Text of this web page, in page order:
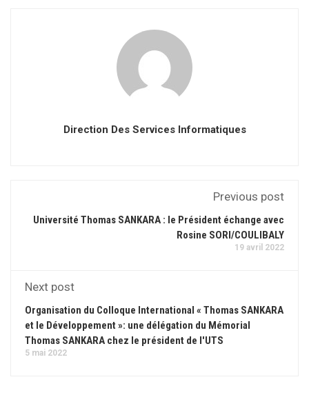
Direction Des Services Informatiques
Previous post
Université Thomas SANKARA : le Président échange avec
Rosine SORI/COULIBALY
19 avril 2022
Next post
Organisation du Colloque International « Thomas SANKARA
et le Développement »: une délégation du Mémorial
Thomas SANKARA chez le président de l'UTS
5 mai 2022